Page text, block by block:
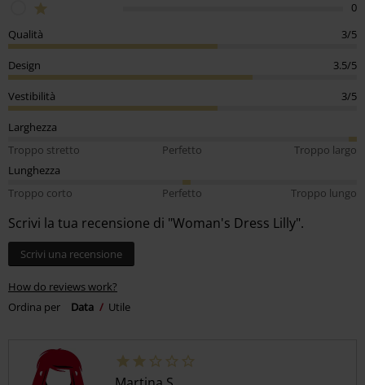
0
Qualità
3/5
Design 3.5/5
Vestibilità 3/5
Larghezza
Troppo stretto
Perfetto
Troppo largo
Lunghezza
Troppo corto
Perfetto Troppo lungo
Scrivi la tua recensione di "Woman's Dress Lilly".
Scrivi una recensione
How do reviews work?
Ordina per
Data Utile